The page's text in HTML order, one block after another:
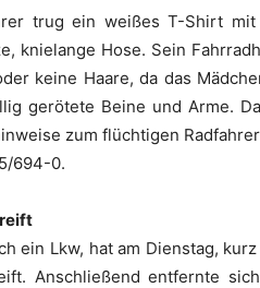
trug ein weißes T-Shirt
knielange Hose. Sein
keine Haare, da das
gerötete Beine und Arme.
zum flüchtigen
694-0.
ein Lkw, hat am Dienstag,
Anschließend entfernte